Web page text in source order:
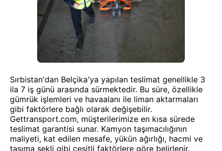
Sırbistan'dan Belçika'ya yapılan teslimat genellikle 3
ila 7 iş günü arasında sürmektedir. Bu süre, özellikle
gümrük işlemleri ve havaalanı ile liman aktarmaları
gibi faktörlere bağlı olarak değişebilir.
Gettransport.com, müşterilerimize en kısa sürede
teslimat garantisi sunar. Kamyon taşımacılığının
maliyeti, kat edilen mesafe, yükün ağırlığı, hacmi ve
taşıma şekli gibi çeşitli faktörlere göre belirlenir.